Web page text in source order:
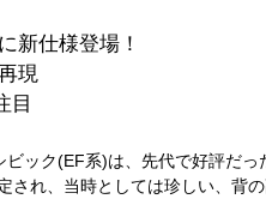
新仕様登場！
現
目
ック(EF系)は、先代で好評だ
され、当時としては珍しい、背